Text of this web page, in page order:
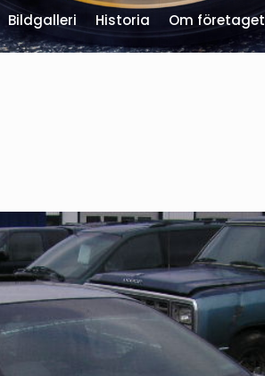
Bildgalleri Historia Om företaget